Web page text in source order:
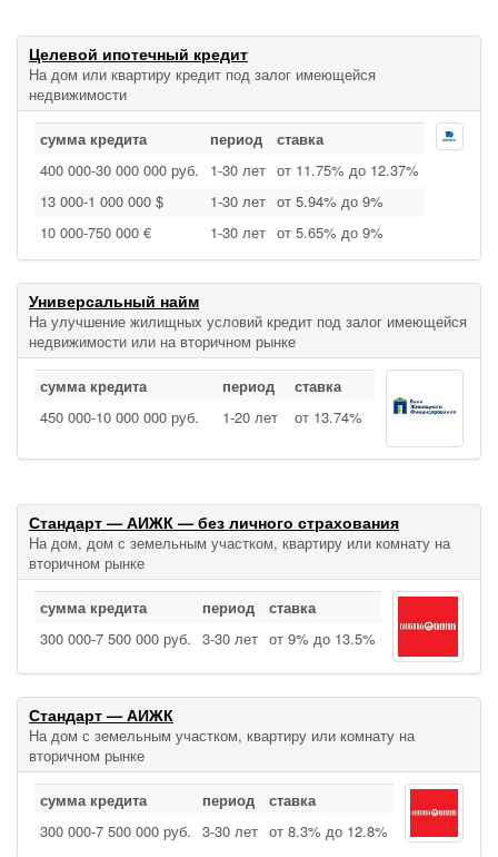
Целевой ипотечный кредит
На дом или квартиру кредит под залог имеющейся
недвижимости
сумма кредита период
ставка
400 000‑30 000 000 руб.
1‑30 лет от 11.75% до 12.37%
13 000‑1 000 000 $
1‑30 лет от 5.94% до 9%
10 000‑750 000 €
1‑30 лет от 5.65% до 9%
Универсальный найм
На улучшение жилищных условий кредит под залог имеющейся
недвижимости или на вторичном рынке
сумма кредита период
ставка
450 000‑10 000 000 руб.
1‑20 лет от 13.74%
Стандарт — АИЖК — без личного страхования
На дом, дом с земельным участком, квартиру или комнату на
вторичном рынке
сумма кредита период
ставка
300 000‑7 500 000 руб. 3‑30 лет от 9% до 13.5%
Стандарт — АИЖК
На дом с земельным участком, квартиру или комнату на
вторичном рынке
сумма кредита период
ставка
300 000‑7 500 000 руб. 3‑30 лет от 8.3% до 12.8%